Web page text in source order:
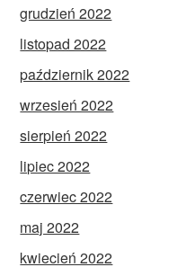
grudzień 2022
listopad 2022
październik 2022
wrzesień 2022
sierpień 2022
lipiec 2022
czerwiec 2022
maj 2022
kwiecień 2022